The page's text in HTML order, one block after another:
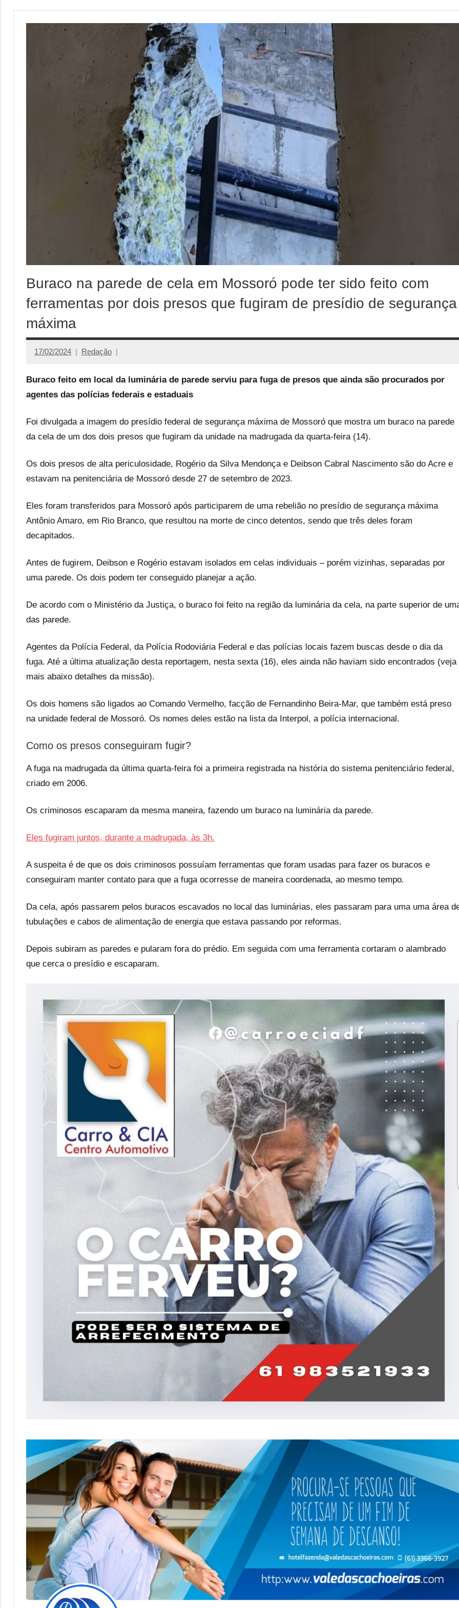
Buraco na parede de cela em Mossoró pode ter sido feito com
ferramentas por dois presos que fugiram de presídio de segurança
máxima
17/02/2024 Redação
Buraco feito em local da luminária de parede serviu para fuga de presos que ainda são procurados por
agentes das polícias federais e estaduais
Foi divulgada a imagem do presídio federal de segurança máxima de Mossoró que mostra um buraco na parede
da cela de um dos dois presos que fugiram da unidade na madrugada da quarta-feira (14).
Os dois presos de alta periculosidade, Rogério da Silva Mendonça e Deibson Cabral Nascimento são do Acre e
estavam na penitenciária de Mossoró desde 27 de setembro de 2023.
Eles foram transferidos para Mossoró após participarem de uma rebelião no presídio de segurança máxima
Antônio Amaro, em Rio Branco, que resultou na morte de cinco detentos, sendo que três deles foram
decapitados.
Antes de fugirem, Deibson e Rogério estavam isolados em celas individuais – porém vizinhas, separadas por
uma parede. Os dois podem ter conseguido planejar a ação.
De acordo com o Ministério da Justiça, o buraco foi feito na região da luminária da cela, na parte superior de
das parede.
Agentes da Polícia Federal, da Polícia Rodoviária Federal e das polícias locais fazem buscas desde o dia da
fuga. Até a última atualização desta reportagem, nesta sexta (16), eles ainda não haviam sido encontrados (veja
mais abaixo detalhes da missão).
Os dois homens são ligados ao Comando Vermelho, facção de Fernandinho Beira-Mar, que também está preso
na unidade federal de Mossoró. Os nomes deles estão na lista da Interpol, a polícia internacional.
Como os presos conseguiram fugir?
A fuga na madrugada da última quarta-feira foi a primeira registrada na história do sistema penitenciário federal,
criado em 2006.
Os criminosos escaparam da mesma maneira, fazendo um buraco na luminária da parede.
Eles fugiram juntos, durante a madrugada, às 3h.
A suspeita é de que os dois criminosos possuíam ferramentas que foram usadas para fazer os buracos e
conseguiram manter contato para que a fuga ocorresse de maneira coordenada, ao mesmo tempo.
Da cela, após passarem pelos buracos escavados no local das luminárias, eles passaram para uma uma área
tubulações e cabos de alimentação de energia que estava passando por reformas.
Depois subiram as paredes e pularam fora do prédio. Em seguida com uma ferramenta cortaram o alambrado
que cerca o presídio e escaparam.